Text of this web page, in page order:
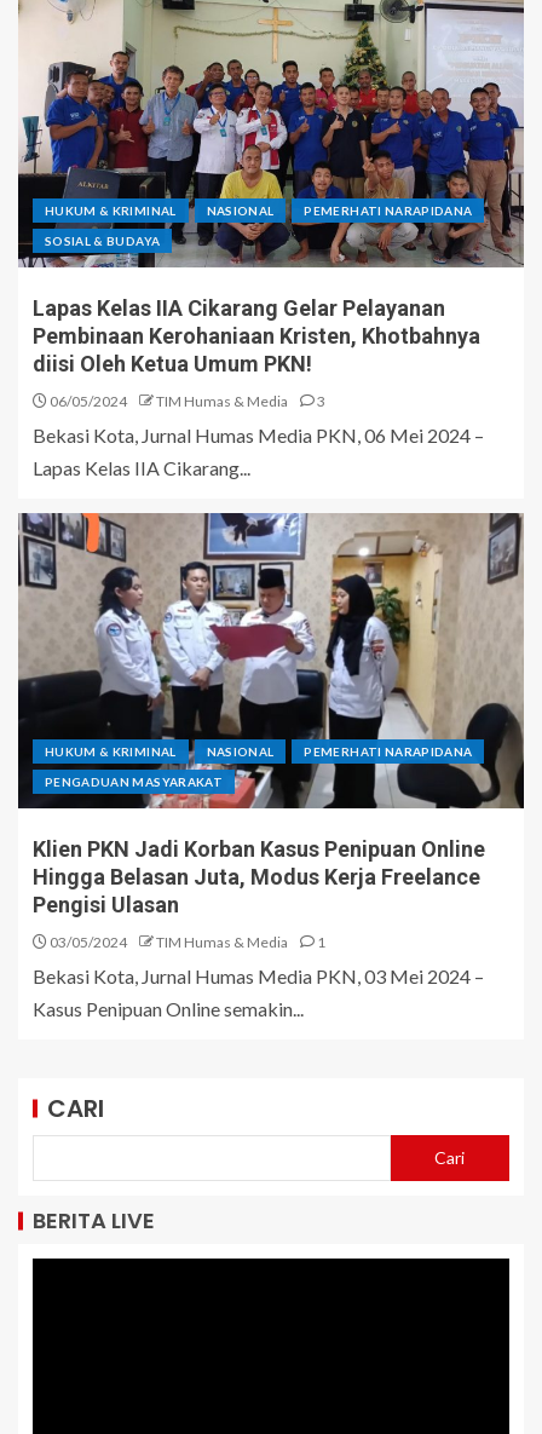
HUKUM & KRIMINAL NASIONAL PEMERHATI NARAPIDANA
SOSIAL & BUDAYA
Lapas Kelas IIA Cikarang Gelar Pelayanan
Pembinaan Kerohaniaan Kristen, Khotbahnya
diisi Oleh Ketua Umum PKN!
06/05/2024 TIM Humas & Media 3
Bekasi Kota, Jurnal Humas Media PKN, 06 Mei 2024 –
Lapas Kelas IIA Cikarang...
HUKUM & KRIMINAL NASIONAL PEMERHATI NARAPIDANA
PENGADUAN MASYARAKAT
Klien PKN Jadi Korban Kasus Penipuan Online
Hingga Belasan Juta, Modus Kerja Freelance
Pengisi Ulasan
03/05/2024 TIM Humas & Media 1
Bekasi Kota, Jurnal Humas Media PKN, 03 Mei 2024 –
Kasus Penipuan Online semakin...
CARI
Cari
BERITA LIVE